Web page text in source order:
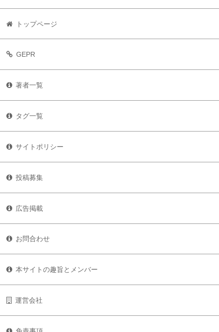
トップページ
GEPR
著者一覧
タグ一覧
サイトポリシー
投稿募集
広告掲載
お問合わせ
本サイトの趣旨とメンバー
運営会社